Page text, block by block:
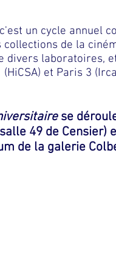
un cycle annuel
de la
divers laboratoires,
(HiCSA) et Paris 3 (
se
49 de Censier)
de la galerie